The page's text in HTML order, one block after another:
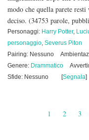
modo che quella parete
deciso. (34753 parole,
Personaggi: Harry Potter,
personaggio, Severus Piton
Pairing: Nessuno
Genere: Drammatico
Sfide: Nessuno
[Segnala]
1 2 3